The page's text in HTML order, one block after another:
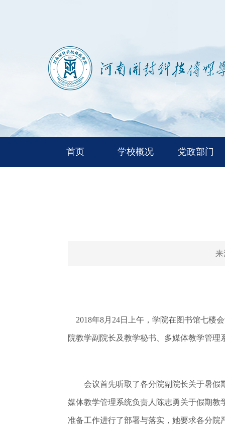
首页 学校概况 党政部门
来
2018年8月24日上午，学院在图书馆七楼
院教学副院长及教学秘书、多媒体教学管
会议首先听取了各分院副院长关于暑假期
媒体教学管理系统负责人陈志勇关于假期
准备工作进行了部署与落实，她要求各分